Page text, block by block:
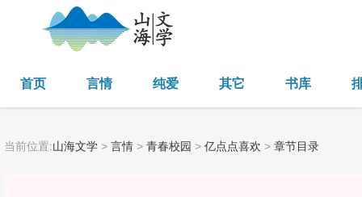
首页 言情 纯爱 其它 书库
当前位置:山海文学 > 言情 > 青春校园 > 亿点点喜欢 > 章节目录